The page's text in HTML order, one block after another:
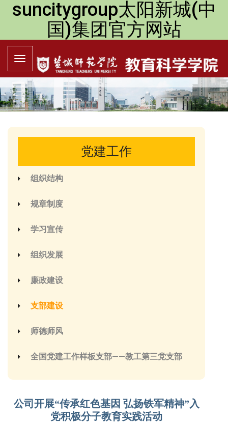
suncitygroup太阳新城(中
国)集团官方网站
党建工作
组织结构
规章制度
学习宣传
组织发展
廉政建设
支部建设
师德师风
全国党建工作样板支部——教工第三党支部
公司开展“传承红色基因 弘扬铁军精神”入
党积极分子教育实践活动